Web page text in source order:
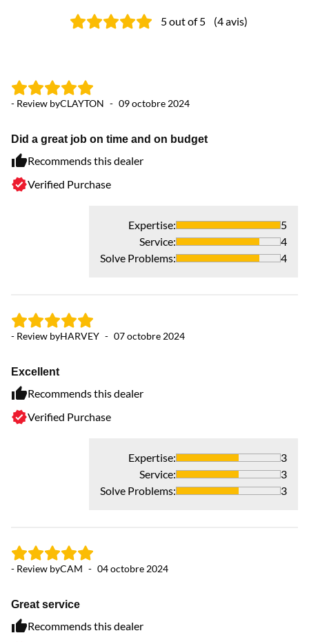
5out of 5 (4avis)
- Review byCLAYTON - 09 octobre 2024
Did a great job on time and on budget
Recommends this dealer
Verified Purchase
Expertise:
5
Service:
4
Solve Problems: 4
- Review byHARVEY - 07 octobre 2024
Excellent
Recommends this dealer
Verified Purchase
Expertise:
3
Service:
3
Solve Problems: 3
- Review byCAM - 04 octobre 2024
Great service
Recommends this dealer